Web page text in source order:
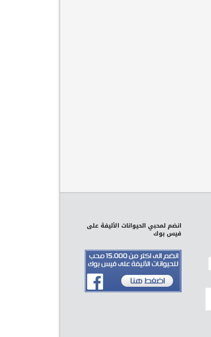
انضم لمحبي الحيوانات الأليفة على
فيس بوك